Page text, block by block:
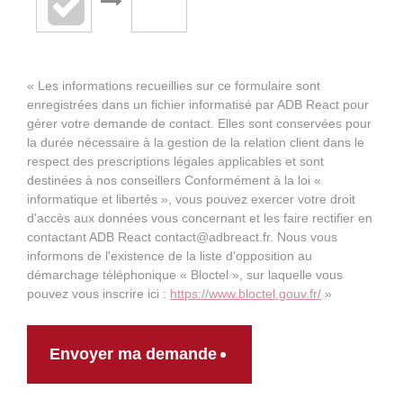
« Les informations recueillies sur ce formulaire sont
enregistrées dans un fichier informatisé par ADB React pour
gérer votre demande de contact. Elles sont conservées pour
la durée nécessaire à la gestion de la relation client dans le
respect des prescriptions légales applicables et sont
destinées à nos conseillers Conformément à la loi «
informatique et libertés », vous pouvez exercer votre droit
d'accès aux données vous concernant et les faire rectifier en
contactant ADB React contact@adbreact.fr. Nous vous
informons de l'existence de la liste d'opposition au
démarchage téléphonique « Bloctel », sur laquelle vous
pouvez vous inscrire ici : https://www.bloctel.gouv.fr/ »
Envoyer ma demande